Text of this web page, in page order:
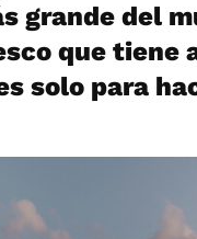
grande del
que tiene
solo para